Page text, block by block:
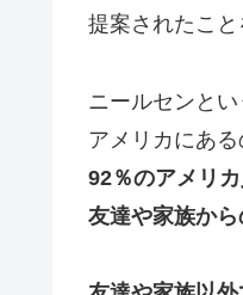
提案されたこと
ニールセンと
アメリカにある
92％のアメリカ
友達や家族か